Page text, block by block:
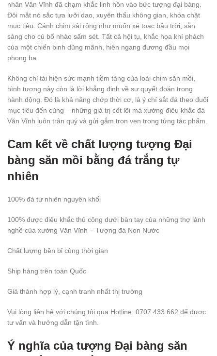
nhân Văn Vĩnh đã chạm khắc linh hồn vào bức tượng đại bàng.
Đôi mắt nó sắc tựa lưỡi dao, xuyên thấu không gian, khóa chặt
mục tiêu. Cánh chim sải rộng như muốn xé toạc bầu trời, sẵn
sàng cho cú bổ nhào sấm sét. Tất cả hội tụ, khắc họa khí phách
của một chiến binh dũng mãnh, hiên ngang đương đầu mọi
phong ba.
Không chỉ tái hiện sức mạnh tiềm tàng của loài chim săn mồi,
hình tượng này còn là lời khẳng định về sự quyết đoán trong
hành động. Đó là khả năng chớp thời cơ, là ý chí sắt đá theo đuổi
mục tiêu đến cùng – những giá trị cốt lõi mà xưởng điêu khắc đá
Văn Vĩnh luôn trân quý và gửi gắm trọn vẹn trong từng tác phẩm.
Cam kết về chất lượng tượng Đại
bàng săn mồi bằng đá trắng tự
nhiên
100% đá tự nhiên nguyên khối
100% được điêu khắc thủ công dưới bàn tay của những thợ lành
nghề của xưởng Văn Vĩnh – Tượng đá Non Nước
Chất lượng bền bỉ cùng thời gian
Ship hàng trên toàn Quốc
Giá thành hợp lý, cạnh tranh nhất thị trường
Vui lòng liên hệ với chúng tôi qua Hotline: 0707.433.662 để được
tư vấn và hướng dẫn tận tình.
Ý nghĩa của tượng Đại bàng săn